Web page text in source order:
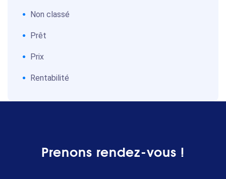
Non classé
Prêt
Prix
Rentabilité
Prenons rendez-vous !